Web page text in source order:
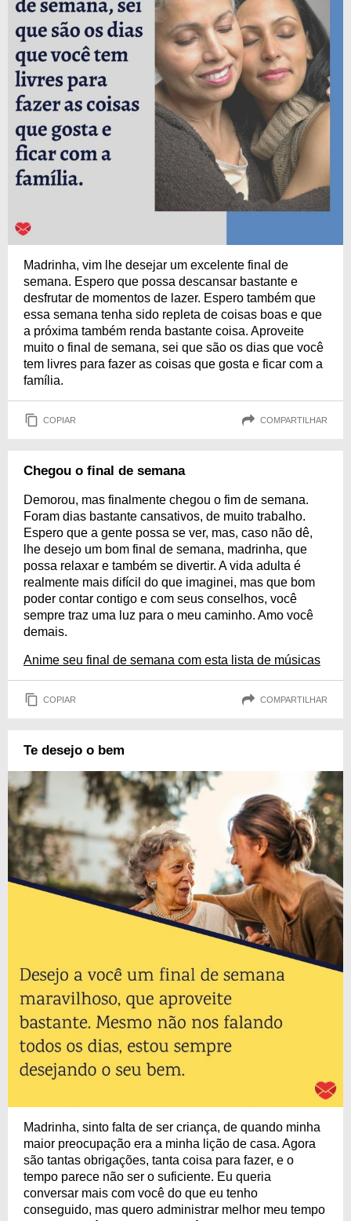
Madrinha, vim lhe desejar um excelente final de
semana. Espero que possa descansar bastante e
desfrutar de momentos de lazer. Espero também que
essa semana tenha sido repleta de coisas boas e que
a próxima também renda bastante coisa. Aproveite
muito o final de semana, sei que são os dias que você
tem livres para fazer as coisas que gosta e ficar com a
família.
COPIAR COMPARTILHAR
Chegou o final de semana
Demorou, mas finalmente chegou o fim de semana.
Foram dias bastante cansativos, de muito trabalho.
Espero que a gente possa se ver, mas, caso não dê,
lhe desejo um bom final de semana, madrinha, que
possa relaxar e também se divertir. A vida adulta é
realmente mais difícil do que imaginei, mas que bom
poder contar contigo e com seus conselhos, você
sempre traz uma luz para o meu caminho. Amo você
demais.
Anime seu final de semana com esta lista de músicas
COPIAR COMPARTILHAR
Te desejo o bem
Madrinha, sinto falta de ser criança, de quando minha
maior preocupação era a minha lição de casa. Agora
são tantas obrigações, tanta coisa para fazer, e o
tempo parece não ser o suficiente. Eu queria
conversar mais com você do que eu tenho
conseguido, mas quero administrar melhor meu tempo